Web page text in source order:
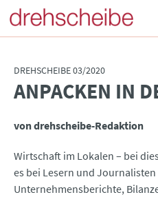
DREHSCHEIBE 03/2020
ANPACKEN IN
von drehscheibe-Redaktion
Wirtschaft im Lokalen – bei
es bei Lesern und
Unternehmensberichte,